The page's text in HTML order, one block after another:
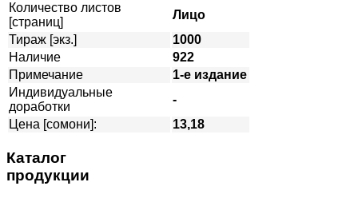
Количество листов
[страниц]
Лицо
Тираж [экз.]
1000
Наличие
922
Примечание
1-е издание
Индивидуальные
доработки
-
Цена [сомони]:
13,18
Каталог
продукции